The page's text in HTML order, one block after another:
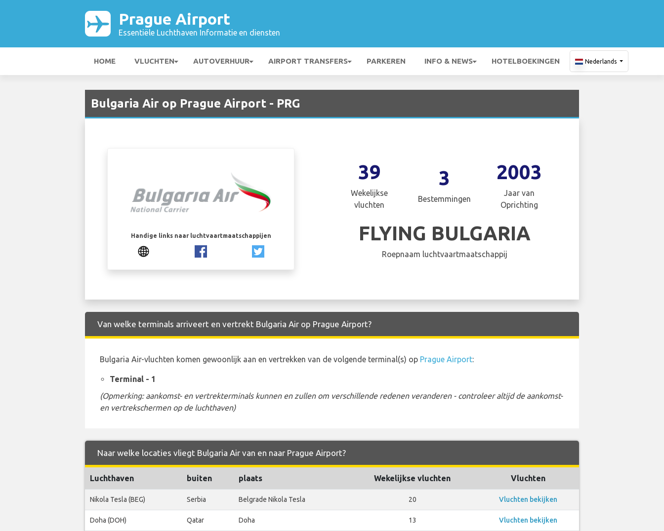
Prague Airport
Essentiële Luchthaven Informatie en diensten
HOME VLUCHTEN AUTOVERHUUR AIRPORT TRANSFERS PARKEREN INFO & NEWS HOTELBOEKINGEN Nederlands
Bulgaria Air op Prague Airport - PRG
Handige links naar luchtvaartmaatschappijen
39
Wekelijkse
vluchten
3
Bestemmingen
2003
Jaar van
Oprichting
FLYING BULGARIA
Roepnaam luchtvaartmaatschappij
Van welke terminals arriveert en vertrekt Bulgaria Air op Prague Airport?
Bulgaria Air-vluchten komen gewoonlijk aan en vertrekken van de volgende terminal(s) op Prague Airport:
Terminal - 1
(Opmerking: aankomst- en vertrekterminals kunnen en zullen om verschillende redenen veranderen - controleer altijd de aankomst-
en vertrekschermen op de luchthaven)
Naar welke locaties vliegt Bulgaria Air van en naar Prague Airport?
Luchthaven buiten plaats Wekelijkse vluchten Vluchten
Nikola Tesla (BEG) Serbia Belgrade Nikola Tesla 20 Vluchten bekijken
Doha (DOH) Qatar Doha 13 Vluchten bekijken